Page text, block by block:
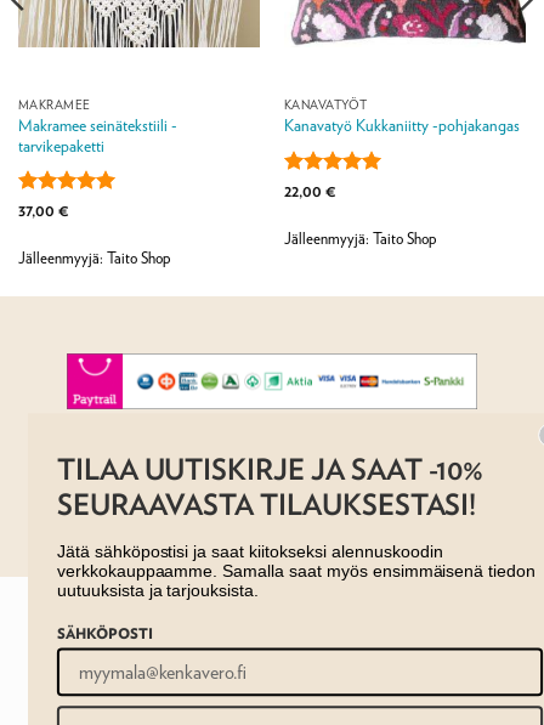
MAKRAMEE
Makramee seinätekstiili -
tarvikepaketti
Arvostelu
/ 5
37,00 €
Jälleenmyyjä: Taito Shop
KANAVATYÖT
Kanavatyö Kukkaniitty -pohjakangas
Arvostelu
/ 5
22,00 €
Jälleenmyyjä: Taito Shop
REKISTERISELOSTE
EVÄSTESELOSTE
TILAUS- JA TOIMITUSEHDOT
Copyright 2026 ©Taito shop
TILAA UUTISKIRJE JA SAAT -10%
SEURAAVASTA TILAUKSESTASI!
Jätä sähköpostisi ja saat kiitokseksi alennuskoodin
verkkokauppaamme. Samalla saat myös ensimmäisenä tiedon
uutuuksista ja tarjouksista.
SÄHKÖPOSTI